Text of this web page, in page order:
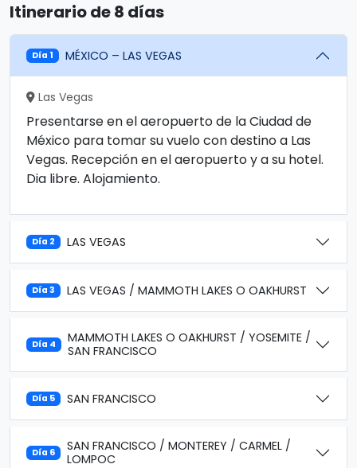
Itinerario de 8 días
Día 1 MÉXICO – LAS VEGAS
Las Vegas
Presentarse en el aeropuerto de la Ciudad de
México para tomar su vuelo con destino a Las
Vegas. Recepción en el aeropuerto y a su hotel.
Dia libre. Alojamiento.
Día 2 LAS VEGAS
Día 3 LAS VEGAS / MAMMOTH LAKES O OAKHURST
Día 4
MAMMOTH LAKES O OAKHURST / YOSEMITE /
SAN FRANCISCO
Día 5 SAN FRANCISCO
Día 6
SAN FRANCISCO / MONTEREY / CARMEL /
LOMPOC